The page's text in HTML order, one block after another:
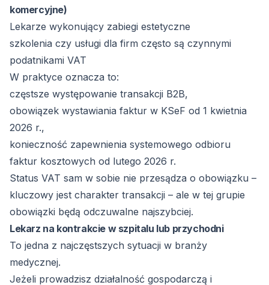
komercyjne)
Lekarze wykonujący zabiegi estetyczne
szkolenia czy usługi dla firm często są czynnymi
podatnikami VAT
W praktyce oznacza to:
częstsze występowanie transakcji B2B,
obowiązek wystawiania faktur w KSeF od 1 kwietnia
2026 r.,
konieczność zapewnienia systemowego odbioru
faktur kosztowych od lutego 2026 r.
Status VAT sam w sobie nie przesądza o obowiązku –
kluczowy jest charakter transakcji – ale w tej grupie
obowiązki będą odczuwalne najszybciej.
Lekarz na kontrakcie w szpitalu lub przychodni
To jedna z najczęstszych sytuacji w branży
medycznej.
Jeżeli prowadzisz działalność gospodarczą i